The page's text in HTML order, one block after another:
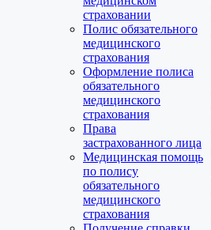
страховании
Полис обязательного
медицинского
страхования
Оформление полиса
обязательного
медицинского
страхования
Права
застрахованного лица
Медицинская помощь
по полису
обязательного
медицинского
страхования